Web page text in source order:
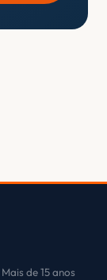
de 15 anos